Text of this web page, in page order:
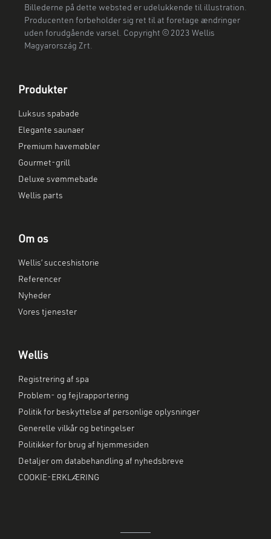
Billederne på dette websted er udelukkende til illustration.
Producenten forbeholder sig ret til at foretage ændringer
uden forudgående varsel. Copyright © 2023 Wellis
Magyarország Zrt.
Produkter
Luksus spabade
Elegante saunaer
Premium havemøbler
Gourmet-grill
Deluxe svømmebade
Wellis parts
Om os
Wellis’ succeshistorie
Referencer
Nyheder
Vores tjenester
Wellis
Registrering af spa
Problem- og fejlrapportering
Politik for beskyttelse af personlige oplysninger
Generelle vilkår og betingelser
Politikker for brug af hjemmesiden
Detaljer om databehandling af nyhedsbreve
COOKIE-ERKLÆRING